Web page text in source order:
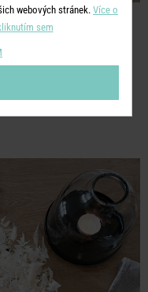
pověsit na zvolené
sGingko vázou, která je
webových stránek.Více o
sem